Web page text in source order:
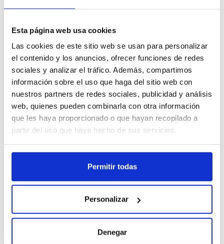
Esta página web usa cookies
Las cookies de este sitio web se usan para personalizar
el contenido y los anuncios, ofrecer funciones de redes
sociales y analizar el tráfico. Además, compartimos
información sobre el uso que haga del sitio web con
nuestros partners de redes sociales, publicidad y análisis
web, quienes pueden combinarla con otra información
que les haya proporcionado o que hayan recopilado a
partir del uso que haya hecho de sus servicios.
Permitir todas
Personalizar
Denegar
d'Or 900GR
Cajas
Unid.
عدم دستیاب، ابھی فرمائش کریں
ڈیٹا شیٹ دیکھیں